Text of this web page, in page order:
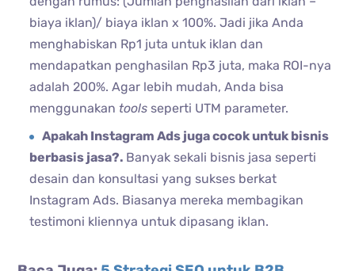
biaya iklan)/ biaya iklan x 100%. Jadi jika Anda
menghabiskan Rp1 juta untuk iklan dan
mendapatkan penghasilan Rp3 juta, maka ROI-nya
adalah 200%. Agar lebih mudah, Anda bisa
menggunakan toolsseperti UTM parameter.
Apakah Instagram Ads juga cocok untuk bisnis
berbasis jasa?. Banyak sekali bisnis jasa seperti
desain dan konsultasi yang sukses berkat
Instagram Ads. Biasanya mereka membagikan
testimoni kliennya untuk dipasang iklan.